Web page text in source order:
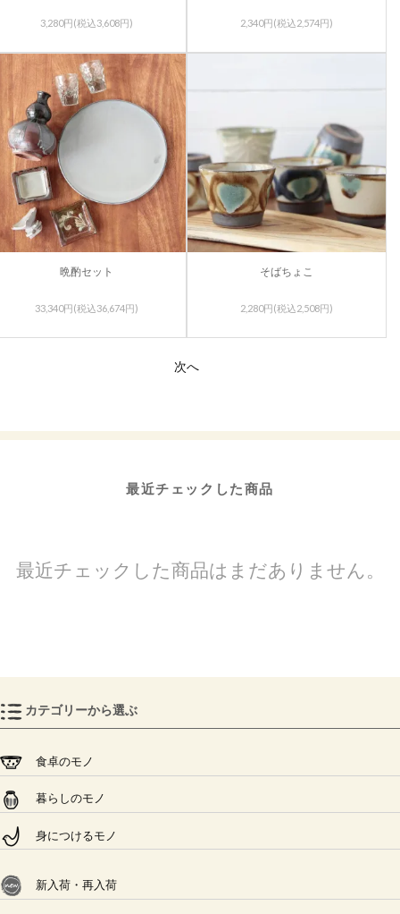
3,280円(税込3,608円) 2,340円(税込2,574円)
晩酌セット
33,340円(税込36,674円)
そばちょこ
2,280円(税込2,508円)
次へ
最近チェックした商品
最近チェックした商品はまだありません。
カテゴリーから選ぶ
食卓のモノ
暮らしのモノ
身につけるモノ
新入荷・再入荷